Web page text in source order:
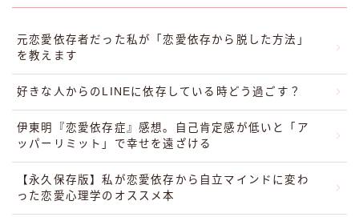
元恋愛依存者だった私が「恋愛依存から脱した方法」
を教えます
好きな人からのLINEに依存している時どう過ごす？
伊東明『恋愛依存症』感想。自己肯定感が低いと「ア
ッパーリミット」で幸せを遠ざける
【永久保存版】私が恋愛依存から自立マインドに変わ
った恋愛心理学のオススメ本